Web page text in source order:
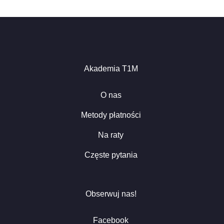
Akademia T1M
O nas
Metody płatności
Na raty
Częste pytania
Obserwuj nas!
Facebook